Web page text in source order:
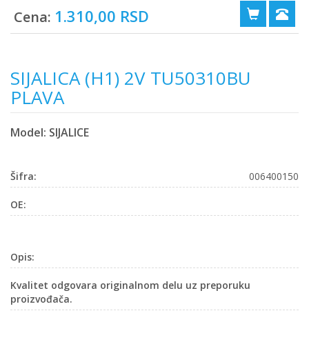
Cena: 1.310,00 RSD
SIJALICA (H1) 2V TU50310BU
PLAVA
Model: SIJALICE
Šifra: 006400150
OE:
Opis:
Kvalitet odgovara originalnom delu uz preporuku
proizvođača.